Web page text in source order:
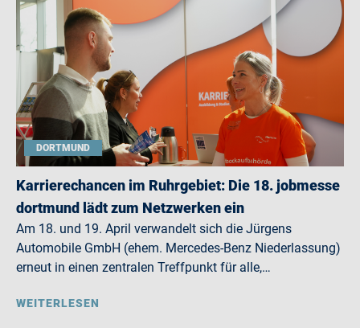
DORTMUND
Karrierechancen im Ruhrgebiet: Die 18. jobmesse
dortmund lädt zum Netzwerken ein
Am 18. und 19. April verwandelt sich die Jürgens
Automobile GmbH (ehem. Mercedes-Benz Niederlassung)
erneut in einen zentralen Treffpunkt für alle,…
WEITERLESEN